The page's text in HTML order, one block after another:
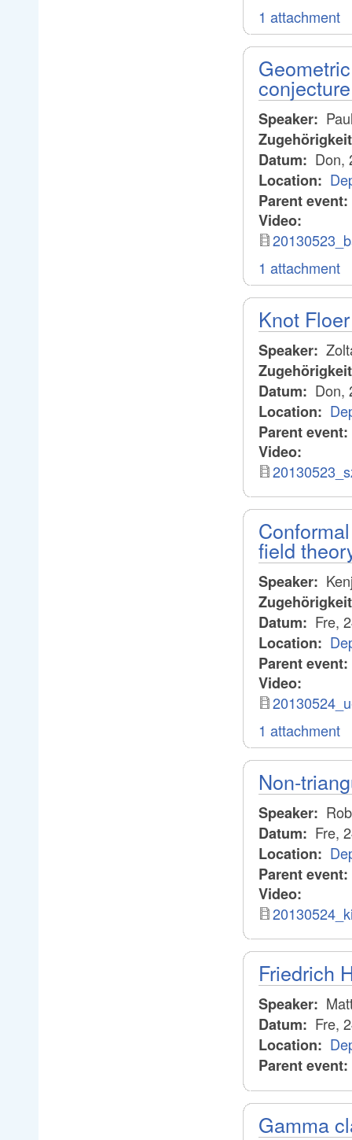
1 attachment
conjecture
Speaker:
Datum: Don,
Location:
Parent event:
Video:
1 attachment
Knot
Speaker:
Datum: Don,
Location:
Parent event:
Video:
field
Speaker:
Datum: Fre,
Location:
Parent event:
Video:
1 attachment
Non-
Speaker:
Datum: Fre,
Location:
Parent event:
Video:
Friedrich
Speaker:
Datum: Fre,
Location:
Parent event:
Gamma